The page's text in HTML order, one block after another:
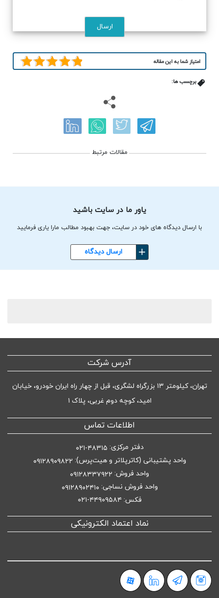
امتیاز شما به این مقاله
برچسب ها:
مقالات مرتبط
یاور ما در سایت باشید
با ارسال دیدگاه های خود در سایت، جهت بهبود مطالب مارا یاری فرمایید
ارسال دیدگاه
آدرس شرکت
تهران، کیلومتر ۱۳ بزرگراه لشگری، قبل از چهار راه ایران خودرو، خیابان
امید، کوچه دوم غربی، پلاک ۱
اطلاعات تماس
دفتر مرکزی: ۴۸۳۱۵-۰۲۱
واحد پشتیبانی (کاترپلاتر و هیت‌پرس): ۰۹۱۲۸۹۰۹۸۲۲
واحد فروش: ۰۹۱۲۸۳۳۷۹۲۲
واحد فروش نساجی: ۰۹۱۲۸۹۰۲۴۱۰
فکس: ۴۴۹۰۹۵۸۴-۰۲۱
نماد اعتماد الکترونیکی